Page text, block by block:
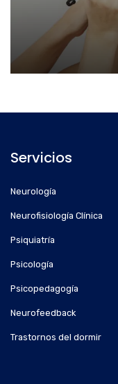
Servicios
Neurología
Neurofisiología Clínica
Psiquiatría
Psicología
Psicopedagogía
Neurofeedback
Trastornos del dormir